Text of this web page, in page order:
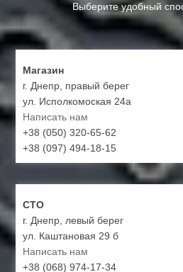
Выберите удобный
Магазин
г. Днепр, правый берег
ул. Исполкомоская 24а
Написать нам
+38 (050) 320-65-62
+38 (097) 494-18-15
СТО
г. Днепр, левый берег
ул. Каштановая 29 б
Написать нам
+38 (068) 974-17-34